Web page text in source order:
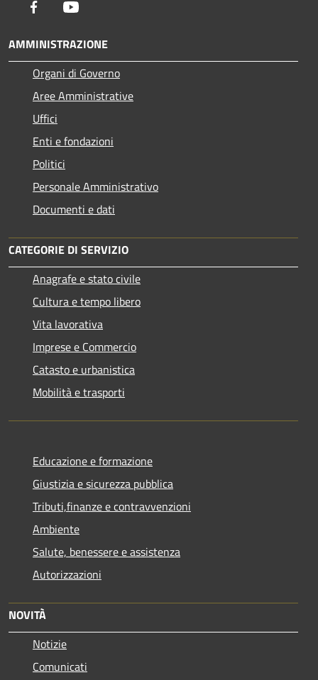
Facebook
AMMINISTRAZIONE
Organi di Governo
Aree Amministrative
Uffici
Enti e fondazioni
Politici
Personale Amministrativo
Documenti e dati
CATEGORIE DI SERVIZIO
Anagrafe e stato civile
Cultura e tempo libero
Vita lavorativa
Imprese e Commercio
Catasto e urbanistica
Mobilità e trasporti
Educazione e formazione
Giustizia e sicurezza pubblica
Tributi,finanze e contravvenzioni
Ambiente
Salute, benessere e assistenza
Autorizzazioni
NOVITÀ
Notizie
Comunicati